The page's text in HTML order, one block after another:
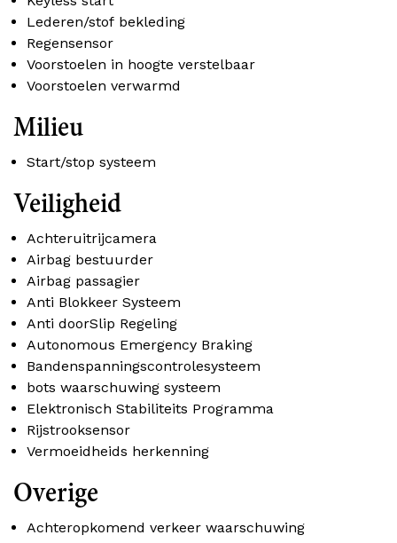
Lederen/stof bekleding
Regensensor
Voorstoelen in hoogte verstelbaar
Voorstoelen verwarmd
Milieu
Start/stop systeem
Veiligheid
Achteruitrijcamera
Airbag bestuurder
Airbag passagier
Anti Blokkeer Systeem
Anti doorSlip Regeling
Autonomous Emergency Braking
Bandenspanningscontrolesysteem
bots waarschuwing systeem
Elektronisch Stabiliteits Programma
Rijstrooksensor
Vermoeidheids herkenning
Overige
Achteropkomend verkeer waarschuwing